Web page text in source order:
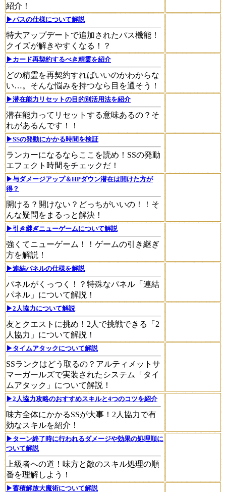
紹介！
▶パスの仕様について解説
特大アップデートで追加されたパス機能！
クイズが解きやすくなる！？
▶カード再契約するべき精霊を紹介
どの精霊を再契約すればいいのかわからな
い…。そんな悩みを持つなら目を通そう！
▶潜在能力リセットの目的別活用法を紹介
潜在能力ってリセットする意味あるの？そ
れがあるんです！！
▶SSの発動にかかる時間を検証
ランカーになるならここを読め！SSの発動
エフェクト時間をチェックだ！
▶与ダメージアップ＆HPダウン潜在は開けた方が
得？
開ける？開けない？どっちがいいの！！そ
んな疑問をまるっと解決！
▶引き継ぎニューゲームについて解説
強くてニューゲーム！！ゲームの引き継ぎ
方を解説！
▶連結パネルの仕様を解説
パネルがくっつく！？特殊なパネル「連結
パネル」について解説！
▶2人協力について解説
友とクエストに挑め！2人で挑戦できる「2
人協力」について解説！
▶タイムアタックについて解説
SSランクはどう取るの？アルティメットサ
マーガールズで実装されたシステム「タイ
ムアタック」について解説！
▶2人協力攻略のおすすめスキルと4つのコツを紹介
味方全体にかかるSSが大事！2人協力で有
効なスキルを紹介！
▶ターン終了時に行われるダメージや効果の処理順に
ついて解説
上級者への道！味方と敵のスキル処理の順
番を理解しよう！
▶蓄積解放大魔術について解説